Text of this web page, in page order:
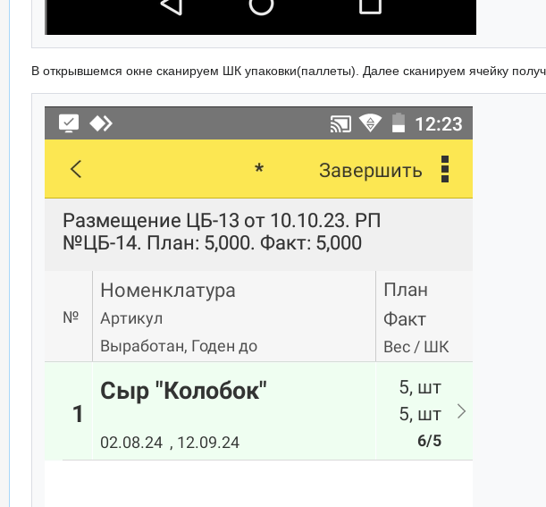
В открывшемся окне сканируем ШК упаковки(паллеты). Далее сканируем ячейку